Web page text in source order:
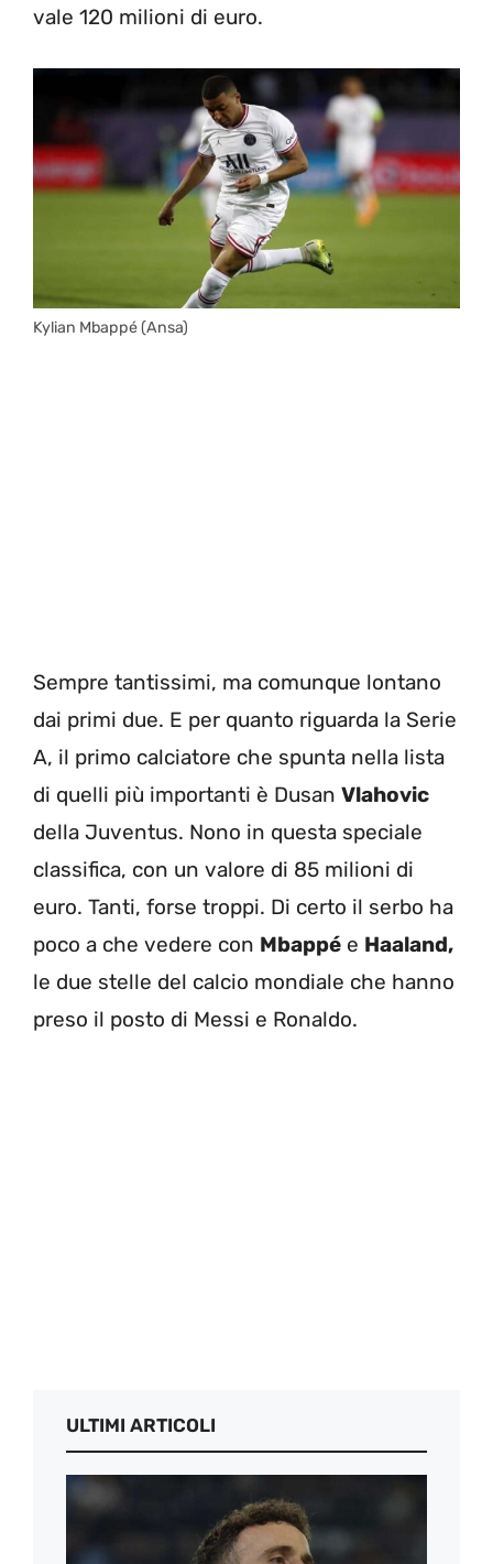
vale 120 milioni di euro.
Kylian Mbappé (Ansa)
Sempre tantissimi, ma comunque lontano
dai primi due. E per quanto riguarda la Serie
A, il primo calciatore che spunta nella lista
di quelli più importanti è Dusan Vlahovic
della Juventus. Nono in questa speciale
classifica, con un valore di 85 milioni di
euro. Tanti, forse troppi. Di certo il serbo ha
poco a che vedere con Mbappé e Haaland,
le due stelle del calcio mondiale che hanno
preso il posto di Messi e Ronaldo.
ULTIMI ARTICOLI